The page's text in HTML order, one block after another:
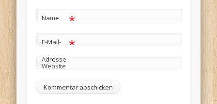
Name *
E-Mail-
Adresse
*
Website